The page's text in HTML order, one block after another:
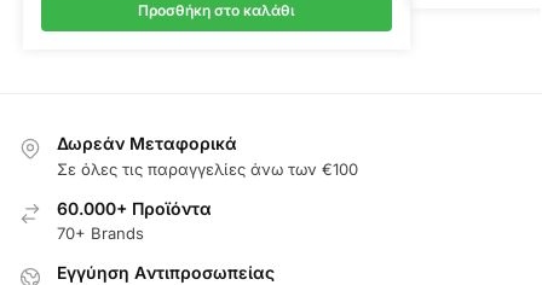
Προσθήκη στο καλάθι
Δωρεάν Μεταφορικά
Σε όλες τις παραγγελίες άνω των €100
60.000+ Προϊόντα
70+ Brands
Εγγύηση Aντιπροσωπείας